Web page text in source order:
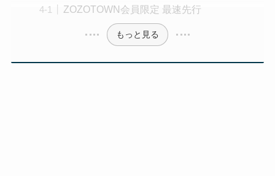
ZOZOTOWN会員限定 最速先行
もっと見る